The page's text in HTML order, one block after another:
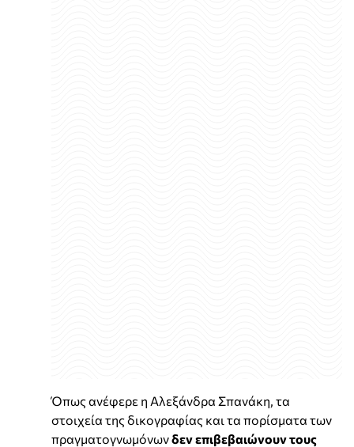
Όπως ανέφερε η Αλεξάνδρα Σπανάκη, τα
στοιχεία της δικογραφίας και τα πορίσματα των
πραγματογνωμόνωνδεν επιβεβαιώνουν τους